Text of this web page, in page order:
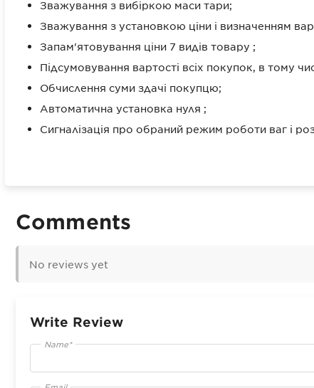
Зважування з вибіркою маси тари;
Зважування з установкою ціни і визначенням
Запам'ятовування ціни 7 видів товару ;
Підсумовування вартості всіх покупок, в тому
Обчислення суми здачі покупцю;
Автоматична установка нуля ;
Сигналізація про обраний режим роботи ваг і
Comments
No reviews yet
Write Review
Name*